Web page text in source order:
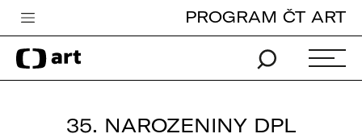
Česká televize
Zpravodajství
PROGRAM ČT ART
35. NAROZENINY DPL